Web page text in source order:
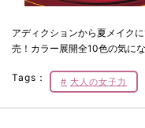
アディクションから夏メイク
売！カラー展開全10色の気に
Tags： 大人の女子力